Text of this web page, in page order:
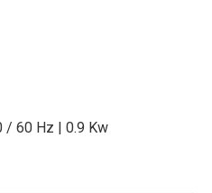
/ 60 Hz | 0.9 Kw